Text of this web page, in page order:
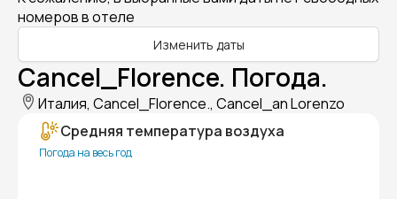
номеров в отеле
Изменить даты
Cancel_Florence. Погода.
Италия, Cancel_Florence., Cancel_an Lorenzo
Средняя температура воздуха
Погода на весь год